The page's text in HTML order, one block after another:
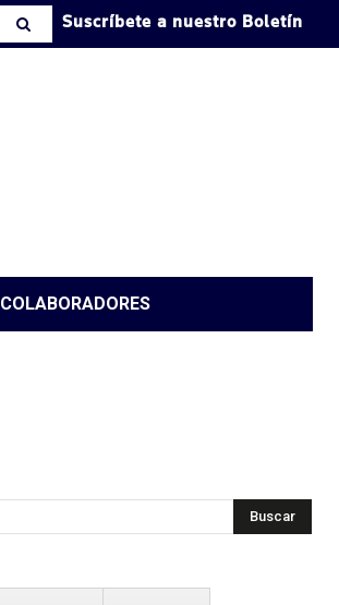
Suscríbete a nuestro Boletín
COLABORADORES
Buscar